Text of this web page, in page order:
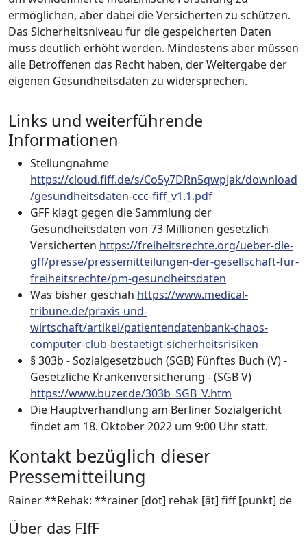
ermöglichen, aber dabei die Versicherten zu schützen.
Das Sicherheitsniveau für die gespeicherten Daten
muss deutlich erhöht werden. Mindestens aber müssen
alle Betroffenen das Recht haben, der Weitergabe der
eigenen Gesundheitsdaten zu widersprechen.
Links und weiterführende
Informationen
Stellungnahme
https://cloud.fiff.de/s/Co5y7DRn5qwpJak/download
/gesundheitsdaten-ccc-fiff_v1.1.pdf
GFF klagt gegen die Sammlung der
Gesundheitsdaten von 73 Millionen gesetzlich
Versicherten https://freiheitsrechte.org/ueber-die-
gff/presse/pressemitteilungen-der-gesellschaft-fur-
freiheitsrechte/pm-gesundheitsdaten
Was bisher geschah https://www.medical-
tribune.de/praxis-und-
wirtschaft/artikel/patientendatenbank-chaos-
computer-club-bestaetigt-sicherheitsrisiken
§ 303b - Sozialgesetzbuch (SGB) Fünftes Buch (V) -
Gesetzliche Krankenversicherung - (SGB V)
https://www.buzer.de/303b_SGB_V.htm
Die Hauptverhandlung am Berliner Sozialgericht
findet am 18. Oktober 2022 um 9:00 Uhr statt.
Kontakt bezüglich dieser
Pressemitteilung
Rainer **Rehak: **rainer [dot] rehak [ät] fiff [punkt] de
Über das FIfF